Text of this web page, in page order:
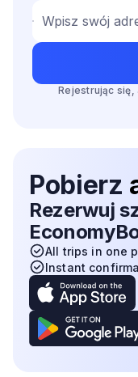
Wpisz swój
Rejestrując
Pobierz
Rezerwuj
All trips in one
Instant